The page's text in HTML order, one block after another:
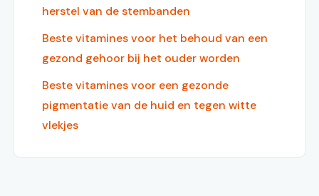
herstel van de stembanden
Beste vitamines voor het behoud van een
gezond gehoor bij het ouder worden
Beste vitamines voor een gezonde
pigmentatie van de huid en tegen witte
vlekjes